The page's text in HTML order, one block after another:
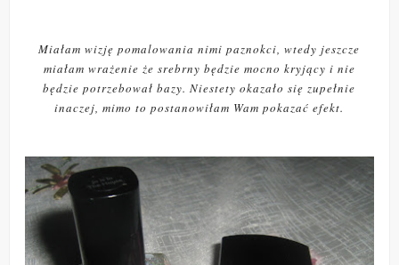
Miałam wizję pomalowania nimi paznokci, wtedy jeszcze
miałam wrażenie że srebrny będzie mocno kryjący i nie
będzie potrzebował bazy. Niestety okazało się zupełnie
inaczej, mimo to postanowiłam Wam pokazać efekt.